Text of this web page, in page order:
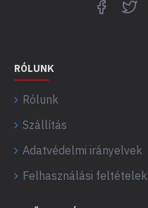
RÓLUNK
Rólunk
Szállítás
Adatvédelmi irányelvek
Felhasználási feltételek